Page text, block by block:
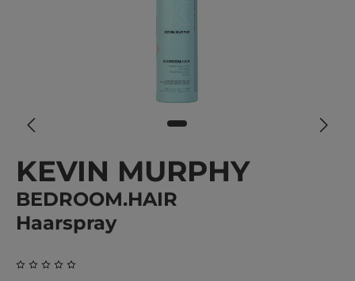
KEVIN MURPHY
BEDROOM.HAIR
Haarspray